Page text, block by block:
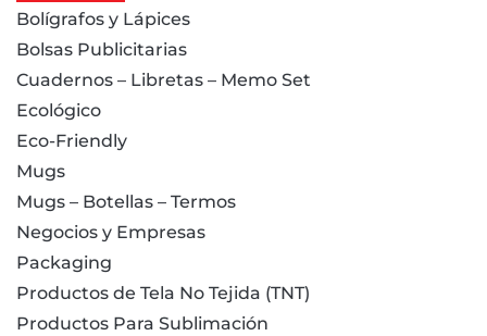
Bolígrafos y Lápices
Bolsas Publicitarias
Cuadernos – Libretas – Memo Set
Ecológico
Eco-Friendly
Mugs
Mugs – Botellas – Termos
Negocios y Empresas
Packaging
Productos de Tela No Tejida (TNT)
Productos Para Sublimación